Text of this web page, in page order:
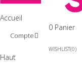
Accueil
Compte
0 Panier
WISHLIST 0
Haut